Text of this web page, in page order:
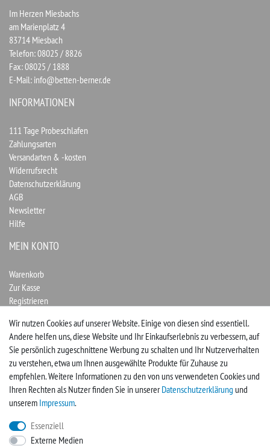
Im Herzen Miesbachs
am Marienplatz 4
83714 Miesbach
Telefon: 08025 / 8826
Fax: 08025 / 1888
E-Mail: info@betten-berner.de
INFORMATIONEN
111 Tage Probeschlafen
Zahlungsarten
Versandarten & -kosten
Widerrufsrecht
Datenschutzerklärung
AGB
Newsletter
Hilfe
MEIN KONTO
Warenkorb
Zur Kasse
Registrieren
Vertrag widerrufen
UNTERNEHMEN
Kontakt
Impressum
Wir nutzen Cookies auf unserer Website. Einige von diesen sind essentiell.
Andere helfen uns, diese Website und Ihr Einkaufserlebnis zu verbessern, auf
Sie persönlich zugeschnittene Werbung zu schalten und Ihr Nutzerverhalten
zu verstehen, etwa um Ihnen ausgewählte Produkte für Zuhause zu
empfehlen. Weitere Informationen zu den von uns verwendeten Cookies und
Ihren Rechten als Nutzer finden Sie in unsererDaten­schutz­erklärung und
unserem Impressum.
Essenziell
Externe Medien